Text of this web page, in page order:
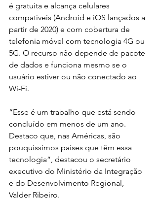
é gratuita e alcança celulares
compatíveis (Android e iOS lançados a
partir de 2020) e com cobertura de
telefonia móvel com tecnologia 4G ou
5G. O recurso não depende de pacote
de dados e funciona mesmo se o
usuário estiver ou não conectado ao
Wi-Fi.
“Esse é um trabalho que está sendo
concluído em menos de um ano.
Destaco que, nas Américas, são
pouquíssimos países que têm essa
tecnologia”, destacou o secretário
executivo do Ministério da Integração
e do Desenvolvimento Regional,
Valder Ribeiro.